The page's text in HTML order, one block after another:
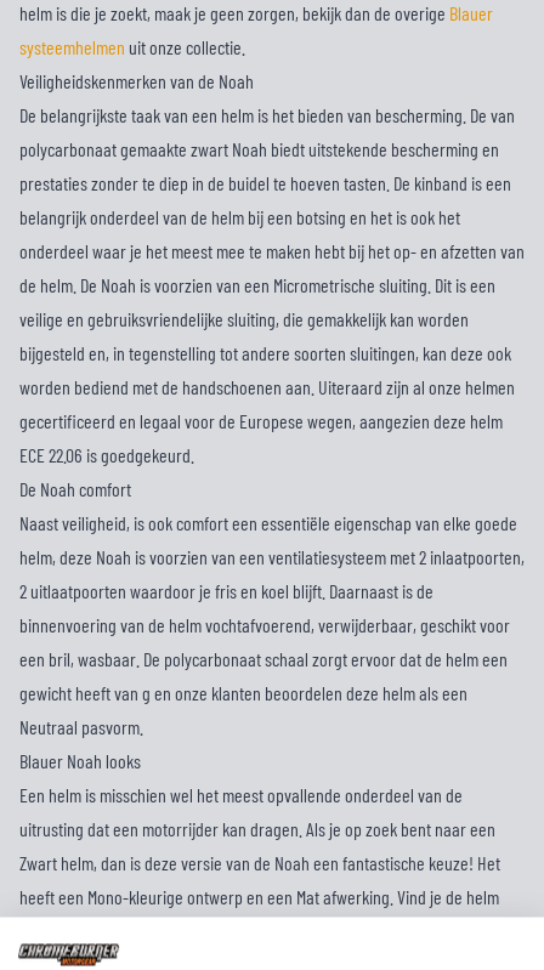
helm is die je zoekt, maak je geen zorgen, bekijk dan de overige Blauer
systeemhelmen uit onze collectie.
Veiligheidskenmerken van de Noah
De belangrijkste taak van een helm is het bieden van bescherming. De van
polycarbonaat gemaakte zwart Noah biedt uitstekende bescherming en
prestaties zonder te diep in de buidel te hoeven tasten. De kinband is een
belangrijk onderdeel van de helm bij een botsing en het is ook het
onderdeel waar je het meest mee te maken hebt bij het op- en afzetten van
de helm. De Noah is voorzien van een Micrometrische sluiting. Dit is een
veilige en gebruiksvriendelijke sluiting, die gemakkelijk kan worden
bijgesteld en, in tegenstelling tot andere soorten sluitingen, kan deze ook
worden bediend met de handschoenen aan. Uiteraard zijn al onze helmen
gecertificeerd en legaal voor de Europese wegen, aangezien deze helm
ECE 22.06 is goedgekeurd.
De Noah comfort
Naast veiligheid, is ook comfort een essentiële eigenschap van elke goede
helm, deze Noah is voorzien van een ventilatiesysteem met 2 inlaatpoorten,
2 uitlaatpoorten waardoor je fris en koel blijft. Daarnaast is de
binnenvoering van de helm vochtafvoerend, verwijderbaar, geschikt voor
een bril, wasbaar. De polycarbonaat schaal zorgt ervoor dat de helm een
gewicht heeft van g en onze klanten beoordelen deze helm als een
Neutraal pasvorm.
Blauer Noah looks
Een helm is misschien wel het meest opvallende onderdeel van de
uitrusting dat een motorrijder kan dragen. Als je op zoek bent naar een
Zwart helm, dan is deze versie van de Noah een fantastische keuze! Het
heeft een Mono-kleurige ontwerp en een Mat afwerking. Vind je de helm
beschikbare kleuren van de Noah